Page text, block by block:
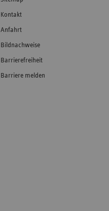
Kontakt
Anfahrt
Bildnachweise
Barrierefreiheit
Barriere melden